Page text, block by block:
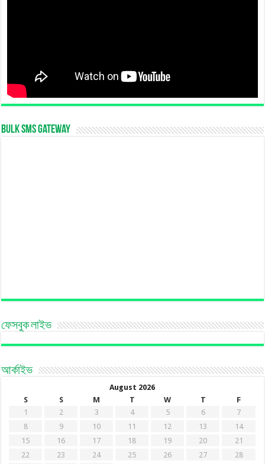
Bulk SMS Gateway
ফেসবুক লাইভ
আর্কাইভ
August 2026
S
S M T W T
F
1
2 3 4 5 6
7
8
9 10 11 12 13
14
15
16 17 18 19 20
21
22
23 24 25 26 27
28